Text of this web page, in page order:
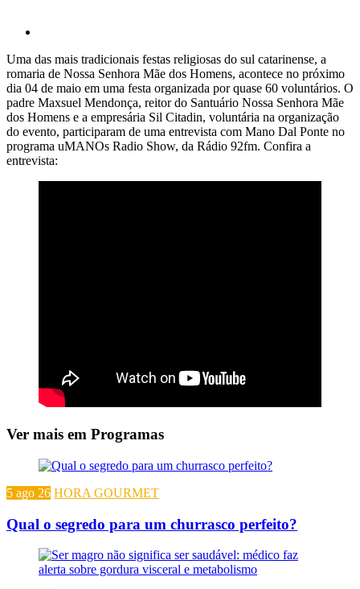
Uma das mais tradicionais festas religiosas do sul catarinense, a
romaria de Nossa Senhora Mãe dos Homens, acontece no próximo
dia 04 de maio em uma festa organizada por quase 60 voluntários. O
padre Maxsuel Mendonça, reitor do Santuário Nossa Senhora Mãe
dos Homens e a empresária Sil Citadin, voluntária na organização
do evento, participaram de uma entrevista com Mano Dal Ponte no
programa uMANOs Radio Show, da Rádio 92fm. Confira a
entrevista:
Ver mais em Programas
5 ago 26 HORA GOURMET
Qual o segredo para um churrasco perfeito?